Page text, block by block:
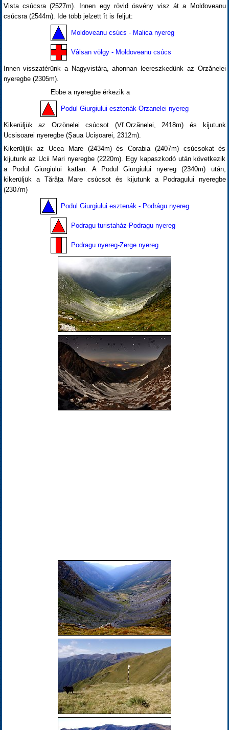
Vista csúcsra (2527m). Innen egy rövid ösvény visz át a Moldoveanu
csúcsra (2544m). Ide több jelzett ît is feljut:
Moldoveanu csúcs - Malica nyereg
Vâlsan völgy - Moldoveanu csúcs
Innen visszatérünk a Nagyvistára, ahonnan leereszkedünk az Orzănelei
nyeregbe (2305m).
Ebbe a nyeregbe érkezik a
Podul Giurgiului esztenák-Orzanelei nyereg
Kikerüljük az Orzönelei csúcsot (Vf.Orzănelei, 2418m) és kijutunk
Ucsisoarei nyeregbe (Șaua Ucișoarei, 2312m).
Kikerüljük az Ucea Mare (2434m) és Corabia (2407m) csúcsokat és
kijutunk az Ucii Mari nyeregbe (2220m). Egy kapaszkodó után következik
a Podul Giurgiului katlan. A Podul Giurgiului nyereg (2340m) után,
kikerüljük a Tărâța Mare csúcsot és kijutunk a Podragului nyeregbe
(2307m)
Podul Giurgiului esztenák - Podrágu nyereg
Podragu turistaház-Podragu nyereg
Podragu nyereg-Zerge nyereg